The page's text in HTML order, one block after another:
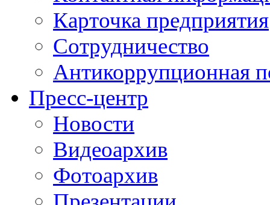
Карточка предприятия
Сотрудничество
Антикоррупционная
Пресс-центр
Новости
Видеоархив
Фотоархив